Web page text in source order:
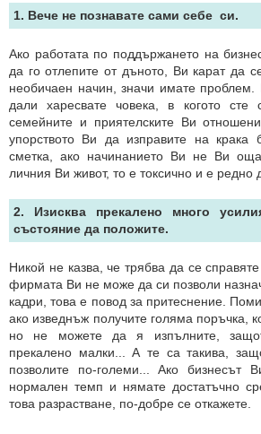
1. Вече не познавате сами себе си.
Ако работата по поддържането на
да го отлепите от дъното, Ви карат да
необичаен начин, значи имате
дали харесвате човека, в когото сте
семейните и приятелските Ви
упорството Ви да изправите на крака
сметка, ако начинанието Ви не Ви
личния Ви живот, то е токсично и е редно
2. Изисква прекалено много
състояние да положите.
Никой не казва, че трябва да се
фирмата Ви не може да си позволи
кадри, това е повод за притеснение.
ако изведнъж получите голяма поръчка,
но не можете да я изпълните,
прекалено малки... А те са такива,
позволите по-големи... Ако бизнесът
нормален темп и нямате достатъчно
това разрастване, по-добре се откажете.